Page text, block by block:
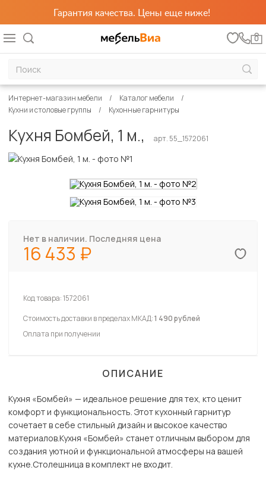
Гарантия качества. Цены еще ниже!
0
Интернет-магазин мебели
Каталог мебели
Кухни и столовые группы
Кухонные гарнитуры
Кухня Бомбей, 1 м., арт. 55_1572061
Нет в наличии. Последняя цена
16 433
Код товара:1572061
Стоимость доставки в пределах МКАД:1 490 рублей
Оплата при получении
ОПИСАНИЕ
Кухня «Бомбей» — идеальное решение для тех, кто ценит
комфорт и функциональность. Этот кухонный гарнитур
сочетает в себе стильный дизайн и высокое качество
материалов.Кухня «Бомбей» станет отличным выбором для
создания уютной и функциональной атмосферы на вашей
кухне.Столешница в комплект не входит.